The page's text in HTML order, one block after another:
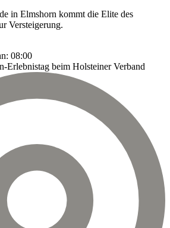
in Elmshorn kommt die Elite des
Versteigerung.
08:00
Erlebnistag beim Holsteiner Verband